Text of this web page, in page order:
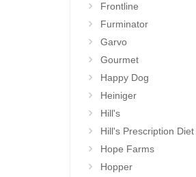
Frontline
Furminator
Garvo
Gourmet
Happy Dog
Heiniger
Hill's
Hill's Prescription Diet
Hope Farms
Hopper